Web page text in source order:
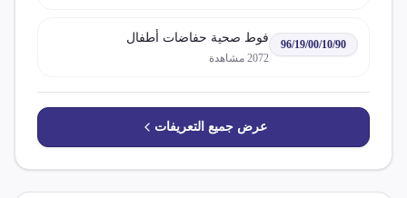
96/19/00/10/90 فوط صحية حفاضات أطفال
2072 مشاهدة
عرض جميع التعريفات